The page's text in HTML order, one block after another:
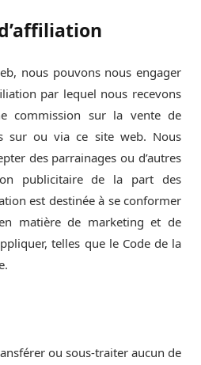
nous pouvons nous engager
par lequel nous recevons
commission sur la vente de
sur ou via ce site web. Nous
des parrainages ou d’autres
publicitaire de la part des
est destinée à se conformer
matière de marketing et de
telles que le Code de la
ou sous-traiter aucun de